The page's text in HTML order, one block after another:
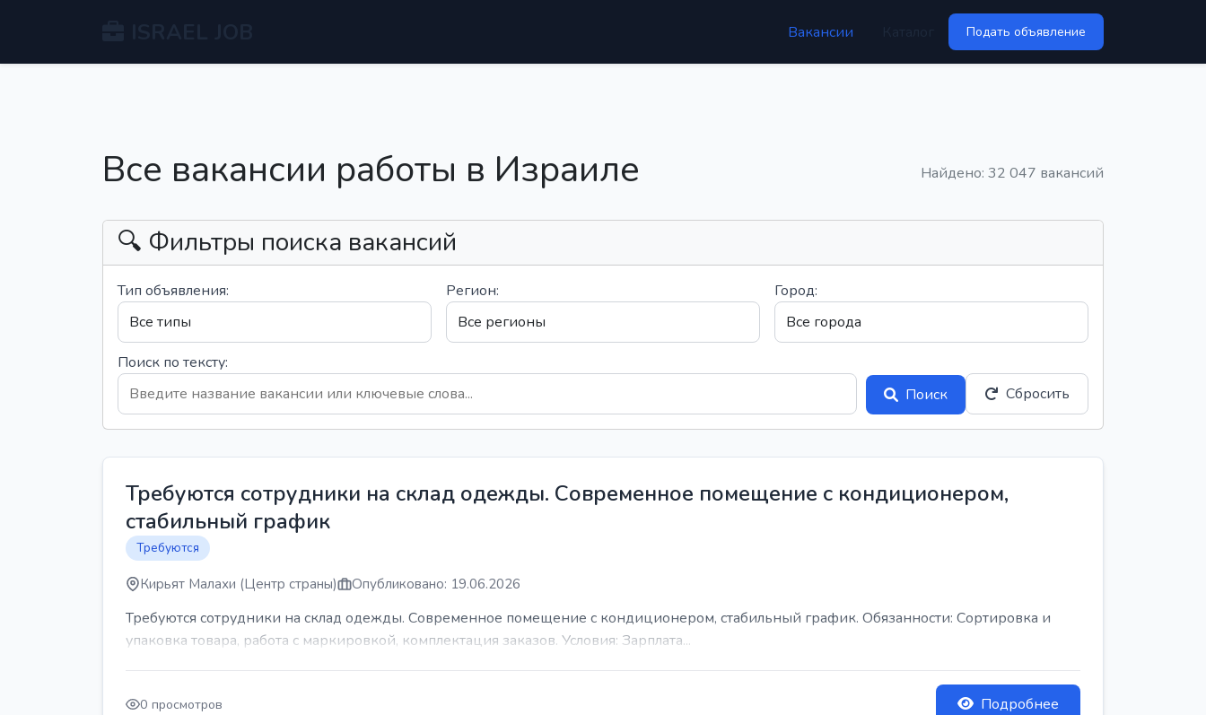
Вакансии Подать объявление
Все вакансии работы в Израиле Найдено: 32 047 вакансий
🔍 Фильтры поиска вакансий
Тип объявления: Регион: Город:
Поиск по тексту:
Поиск
Сбросить
Требуются сотрудники на склад одежды. Современное помещение с кондиционером,
стабильный график
Требуются
Кирьят Малахи (Центр страны) Опубликовано: 19.06.2026
Требуются сотрудники на склад одежды. Современное помещение с кондиционером, стабильный график. Обязанности: Сортировка и
упаковка товара, работа с маркировкой, комплектация заказов. Условия: Зарплата...
0 просмотров Подробнее